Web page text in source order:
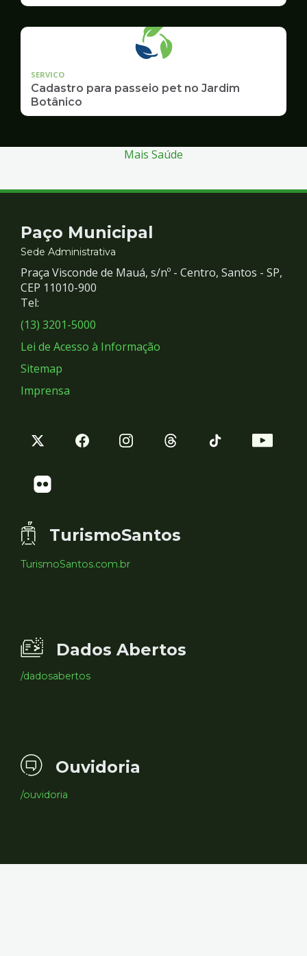
SERVICO
Cadastro para passeio pet no Jardim
Botânico
Mais Saúde
Contato
e
Redes
Sociais
Paço Municipal
Sede Administrativa
Praça Visconde de Mauá, s/nº - Centro, Santos - SP,
CEP 11010-900
Tel:
(13) 3201-5000
Lei de Acesso à Informação
Sitemap
Imprensa
TurismoSantos
TurismoSantos.com.br
Dados Abertos
/dadosabertos
Ouvidoria
/ouvidoria